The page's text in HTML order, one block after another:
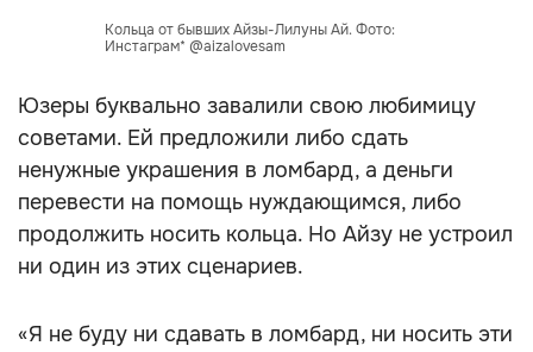
Кольца от бывших Айзы-Лилуны Ай. Фото:
Инстаграм* @aizalovesam
Юзеры буквально завалили свою любимицу
советами. Ей предложили либо сдать
ненужные украшения в ломбард, а деньги
перевести на помощь нуждающимся, либо
продолжить носить кольца. Но Айзу не устроил
ни один из этих сценариев.
«Я не буду ни сдавать в ломбард, ни носить эти